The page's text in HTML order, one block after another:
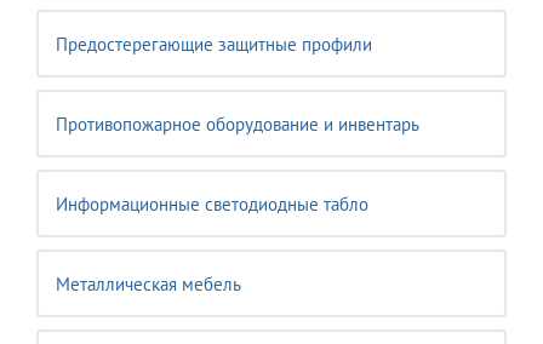
Предостерегающие защитные профили
Противопожарное оборудование и инвентарь
Информационные светодиодные табло
Металлическая мебель